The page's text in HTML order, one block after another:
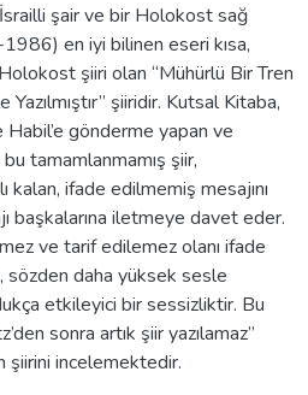
şair ve bir Holokost sağ
en iyi bilinen eseri kısa,
şiiri olan “Mühürlü Bir Tren
şiiridir. Kutsal Kitaba,
gönderme yapan ve
tamamlanmamış şiir,
kalan, ifade edilmemiş mesajını
başkalarına iletmeye davet eder.
ve tarif edilemez olanı ifade
daha yüksek sesle
etkileyici bir sessizliktir. Bu
sonra artık şiir yazılamaz”
şiirini incelemektedir.